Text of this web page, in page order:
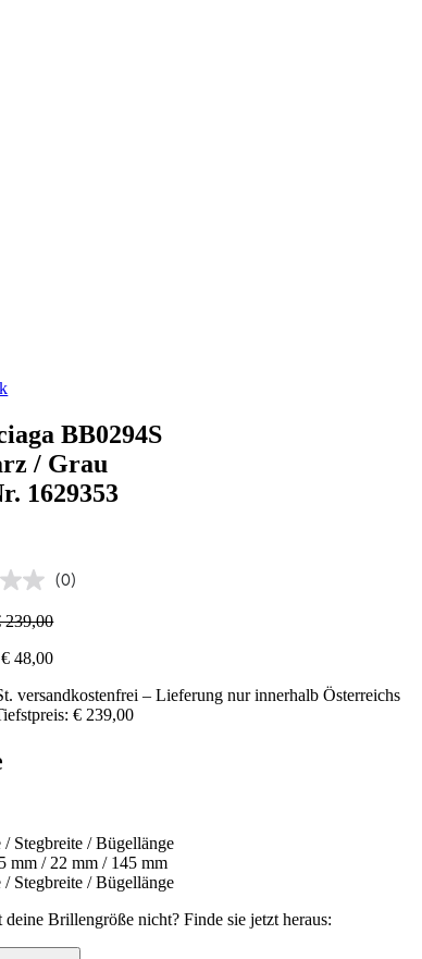
BB0294S
/ Grau
1629353
(0)
239,00
48,00
versandkostenfrei – Lieferung nur innerhalb Österreichs
€ 239,00
/ Stegbreite / Bügellänge
mm / 22 mm / 145 mm
/ Stegbreite / Bügellänge
deine Brillengröße nicht?Finde sie jetzt heraus: